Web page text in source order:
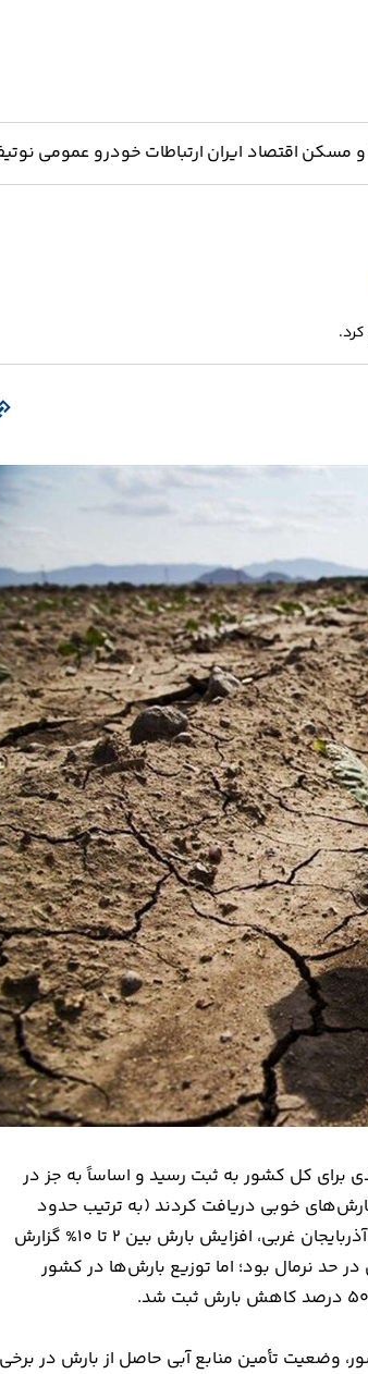
و مسکن اقتصاد ایران ارتباطات خودرو عمومی
آبی (مهرماه 1404) تا پایان سال 1404 کاهش بارش حدوداً 3 درصدی برای کل کشور به ثبت رسید و اساساً به جز در
خوبی دریافت کردند (به ترتیب حدود
70%،60% و 30% فراتر از نرمال) و در استان‌های خراسان رضوی، آذربایجان شرقی، آذربایجان غربی، افزایش بارش بین 2 تا 10% گزارش
حد نرمال بود؛ اما توزیع بارش‌ها در کشور
متعدد به کشور، وضعیت تأمین منابع آبی حاصل از بارش در برخی